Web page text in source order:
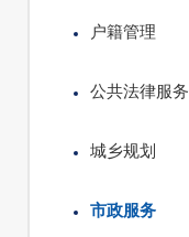
户籍管理
公共法律服务
城乡规划
市政服务